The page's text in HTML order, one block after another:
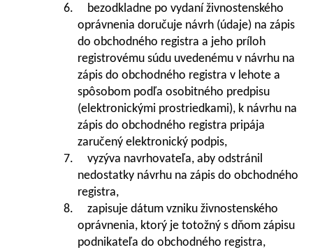
6. bezodkladne po vydaní živnostenského
oprávnenia doručuje návrh (údaje) na zápis
do obchodného registra a jeho príloh
registrovému súdu uvedenému v návrhu na
zápis do obchodného registra v lehote a
spôsobom podľa osobitného predpisu
(elektronickými prostriedkami), k návrhu na
zápis do obchodného registra pripája
zaručený elektronický podpis,
7. vyzýva navrhovateľa, aby odstránil
nedostatky návrhu na zápis do obchodného
registra,
8. zapisuje dátum vzniku živnostenského
oprávnenia, ktorý je totožný s dňom zápisu
podnikateľa do obchodného registra,